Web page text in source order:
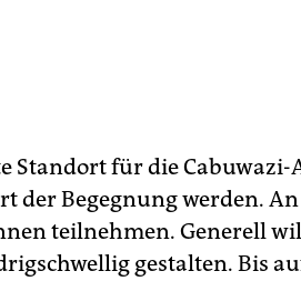
am Samstag
Kinder zahlen 4, die Älteren 7
Standort für die
der Begegnung werden.
teilnehmen. Generell
gestalten. Bis